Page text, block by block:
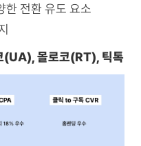
한 전환 유도 요소
(UA), 몰로코(RT), 틱톡